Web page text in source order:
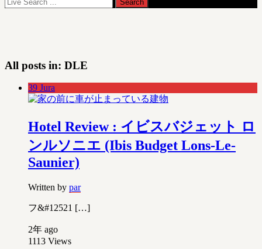
All posts in: DLE
39 Jura
Hotel Review : イビスバジェット ロ
ンルソニエ (Ibis Budget Lons-Le-
Saunier)
Written by par
フ&#12521 […]
2年 ago
1113 Views